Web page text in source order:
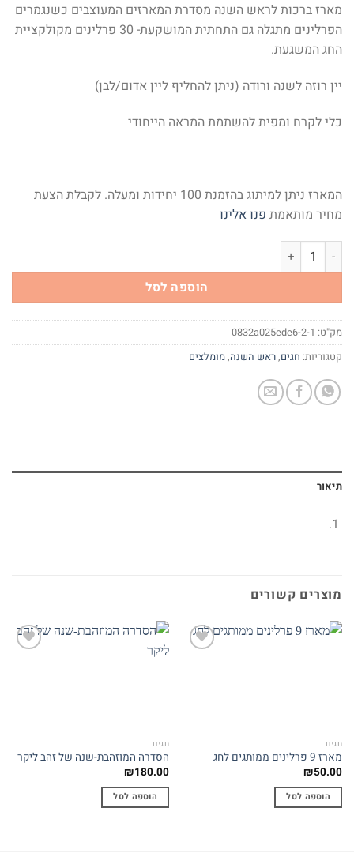
מארז ברכות לראש השנה מסדרת המארזים המעוצבים כשנגמרים
הפרלינים מתגלה גם התחתית המושקעת- 30 פרלינים מקולקציית
החג המשגעת.
יין רוזה לשנה ורודה (ניתן להחליף ליין אדום/לבן)
כלי לקרח ומפית להשתמת המראה הייחודי
המארז ניתן למיתוג בהזמנת 100 יחידות ומעלה. לקבלת הצעת
מחיר מותאמת פנו אלינו
כמות של לחיי הברכות
הוספה לסל
מק"ט: 0832a025ede6-2-1
קטגוריות: חגים,ראש השנה,מומלצים
תיאור
מוצרים קשורים
חגים
מארז 9 פרלינים ממותגים לחג
₪50.00
הוספה לסל
חגים
הסדרה המוזהבת-שנה של זהב ליקר
₪180.00
הוספה לסל